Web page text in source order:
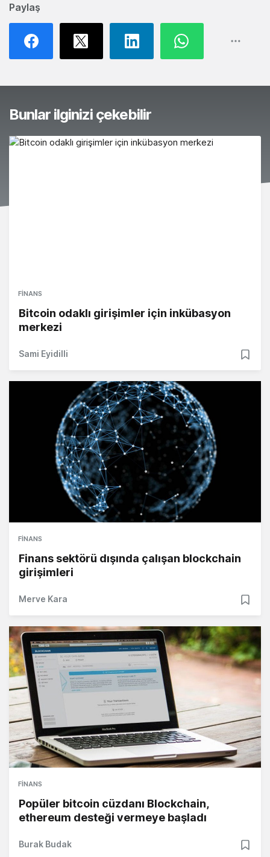
Paylaş
Bunlar ilginizi çekebilir
FINANS
Bitcoin odaklı girişimler için inkübasyon
merkezi
Sami Eyidilli
FINANS
Finans sektörü dışında çalışan blockchain
girişimleri
Merve Kara
FINANS
Popüler bitcoin cüzdanı Blockchain,
ethereum desteği vermeye başladı
Burak Budak